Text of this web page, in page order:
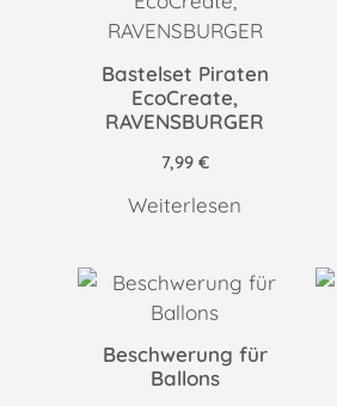
Bastelset Piraten
EcoCreate,
RAVENSBURGER
7,99 €
Weiterlesen
Beschwerung für
Ballons